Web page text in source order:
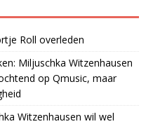
Roll overleden
Miljuschka Witzenhausen
op Qmusic, maar
Witzenhausen wil wel